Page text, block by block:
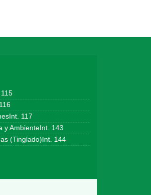
117
y AmbienteInt. 143
(Tinglado)Int. 144